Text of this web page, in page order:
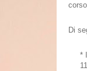
Di
*